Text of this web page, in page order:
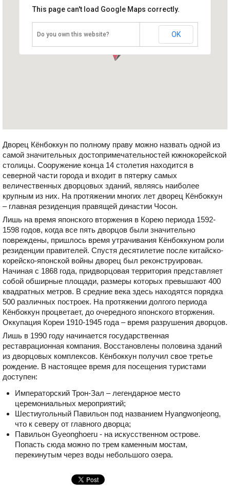
Дворец Кёнбоккун
This page can't load Google Maps correctly.
Do you own this website? OK
Дворец Кёнбоккун по полному праву можно назвать одной из
самой значительных достопримечательностей южнокорейской
столицы. Сооружение конца 14 столетия находится в
северной части города и входит в пятерку самых
величественных дворцовых зданий, являясь наиболее
крупным из них. На протяжении многих лет дворец Кёнбоккун
– главная резиденция правящей династии Чосон.
Лишь на время японского вторжения в Корею периода 1592-
1598 годов, когда все пять дворцов были значительно
повреждены, пришлось время утрачивания Кёнбоккуном роли
резиденции правителей. Спустя десятилетие после китайско-
корейско-японской войны дворец был реконструирован.
Начиная с 1868 года, придворцовая территория представляет
собой обширные площади, размеры которых превышают 400
квадратных метров. В средние века здесь находятся порядка
500 различных построек. На протяжении долгого периода
Кёнбоккун процветает, до очередного японского вторжения.
Оккупация Кореи 1910-1945 года – время разрушения дворцов.
Лишь в 1990 году начинается государственная
реставрационная компания. Восстановлены половина зданий
из дворцовых комплексов. Кёнбоккун получил свое третье
рождение. В настоящее время для посещения туристами
доступен:
Императорский Трон-Зал – легендарное место
церемониальных мероприятий;
Шестиугольный Павильон под названием Hyangwonjeong,
что к северу от главного дворца;
Павильон Gyeonghoeru - на искусственном острове.
Попасть сюда можно по трем каменным мостам,
перекинутым через воды небольшого озера.